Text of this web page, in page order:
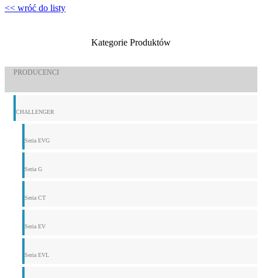
<< wróć do listy
Kategorie Produktów
PRODUCENCI
CHALLENGER
Seria EVG
Seria G
Seria CT
Seria EV
Seria EVL